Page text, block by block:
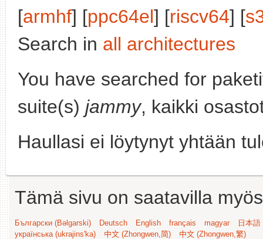
[armhf] [ppc64el] [riscv64] [
Search in all architectures
You have searched for
suite(s) jammy, kaikki
Haullasi ei löytynyt yhtään
Tämä sivu on saatavilla
Български (Bəlgarski) Deutsch English français magyar
日本
українська (ukrajins'ka)
中文 (Zhongwen,简) 中文 (Zhongwen,繁)